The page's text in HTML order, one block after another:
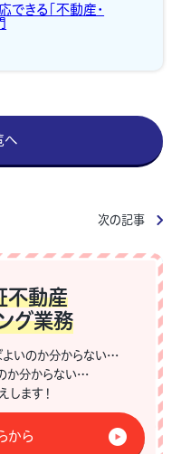
きる「不動産・
へ
次の記事
不動産
グ業務
よいのか分からない…
か分からない…
します！
から